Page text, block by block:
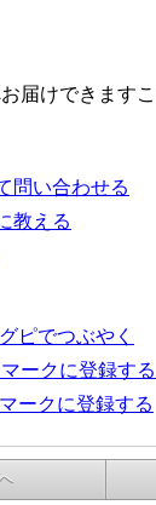
届けできます
問い合わせる
教える
ピでつぶやく
ークに登録する
ークに登録する